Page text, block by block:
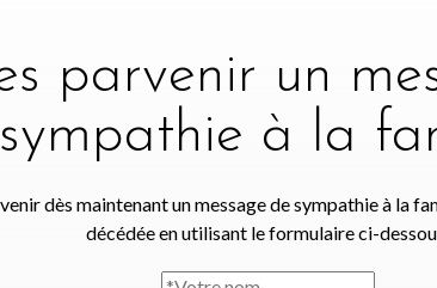
parvenir un
sympathie à la
dès maintenant un message de sympathie à la
décédée en utilisant le formulaire ci-